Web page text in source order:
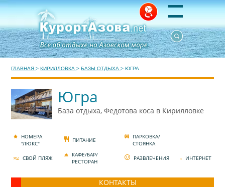
ГЛАВНАЯ >КИРИЛЛОВКА >БАЗЫ ОТДЫХА >ЮГРА
Югра
База отдыха, Федотова коса в Кирилловке
НОМЕРА
"ЛЮКС"
ПИТАНИЕ
ПАРКОВКА/
СТОЯНКА
СВОЙ ПЛЯЖ
КАФЕ/БАР/
РЕСТОРАН
РАЗВЛЕЧЕНИЯ ИНТЕРНЕТ
КОНТАКТЫ